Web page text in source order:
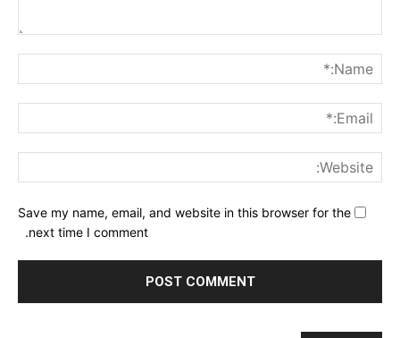
Save my name, email, and website in this browser for the
next time I comment.